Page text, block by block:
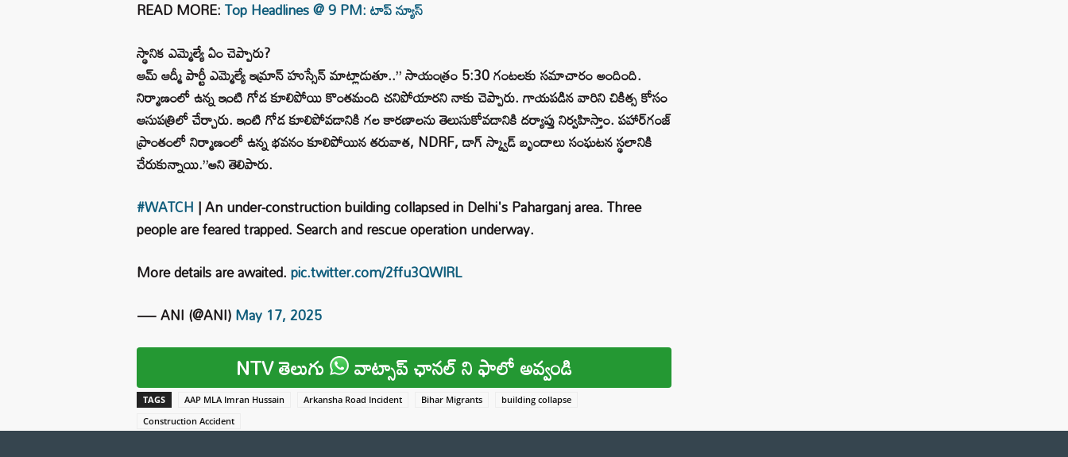
READ MORE:Top Headlines @ 9 PM: టాప్‌ న్యూస్‌
స్థానిక ఎమ్మెల్యే ఏం చెప్పారు?
ఆమ్ ఆద్మీ పార్టీ ఎమ్మెల్యే ఇమ్రాన్ హుస్సేన్ మాట్లాడుతూ..” సాయంత్రం 5:30 గంటలకు సమాచారం అందింది.
నిర్మాణంలో ఉన్న ఇంటి గోడ కూలిపోయి కొంతమంది చనిపోయారని నాకు చెప్పారు. గాయపడిన వారిని చికిత్స కోసం
ఆసుపత్రిలో చేర్చారు. ఇంటి గోడ కూలిపోవడానికి గల కారణాలను తెలుసుకోవడానికి దర్యాప్తు నిర్వహిస్తాం. పహార్‌గంజ్
ప్రాంతంలో నిర్మాణంలో ఉన్న భవనం కూలిపోయిన తరువాత, NDRF, డాగ్ స్క్వాడ్ బృందాలు సంఘటన స్థలానికి
చేరుకున్నాయి.”అని తెలిపారు.
#WATCH | An under-construction building collapsed in Delhi's Paharganj area. Three
people are feared trapped. Search and rescue operation underway.
More details are awaited.pic.twitter.com/2ffu3QWlRL
— ANI (@ANI)May 17, 2025
NTV తెలుగు వాట్సాప్ ఛానల్ ని ఫాలో అవ్వండి
TAGS AAP MLA Imran Hussain Arkansha Road Incident Bihar Migrants
building collapse
Construction Accident